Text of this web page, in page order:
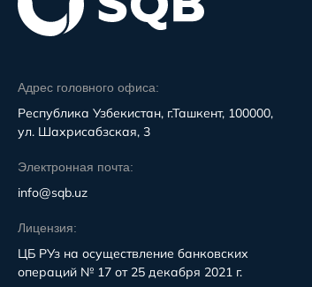
Адрес головного офиса:
Республика Узбекистан, г.Ташкент, 100000,
ул. Шахрисабзская, 3
Электронная почта:
info@sqb.uz
Лицензия:
ЦБ РУз на осуществление банковских
операций № 17 от 25 декабря 2021 г.